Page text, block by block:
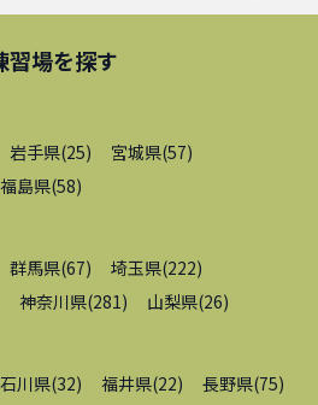
習場を探す
岩手県(25) 宮城県(57)
福島県(58)
群馬県(67) 埼玉県(222)
神奈川県(281) 山梨県(26)
石川県(32) 福井県(22) 長野県(75)